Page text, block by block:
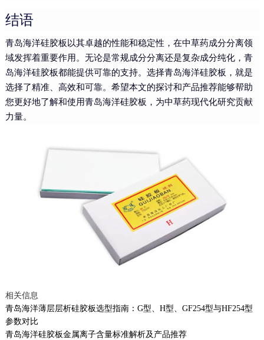
结语
青岛海洋硅胶板以其卓越的性能和稳定性，在中草药成分分离领
域发挥着重要作用。无论是常规成分分离还是复杂成分纯化，青
岛海洋硅胶板都能提供可靠的支持。选择青岛海洋硅胶板，就是
选择了精准、高效和可靠。希望本文的探讨和产品推荐能够帮助
您更好地了解和使用青岛海洋硅胶板，为中草药现代化研究贡献
力量。
相关信息
青岛海洋薄层层析硅胶板选型指南：G型、H型、GF254型与HF254型
参数对比
青岛海洋硅胶板金属离子含量标准解析及产品推荐